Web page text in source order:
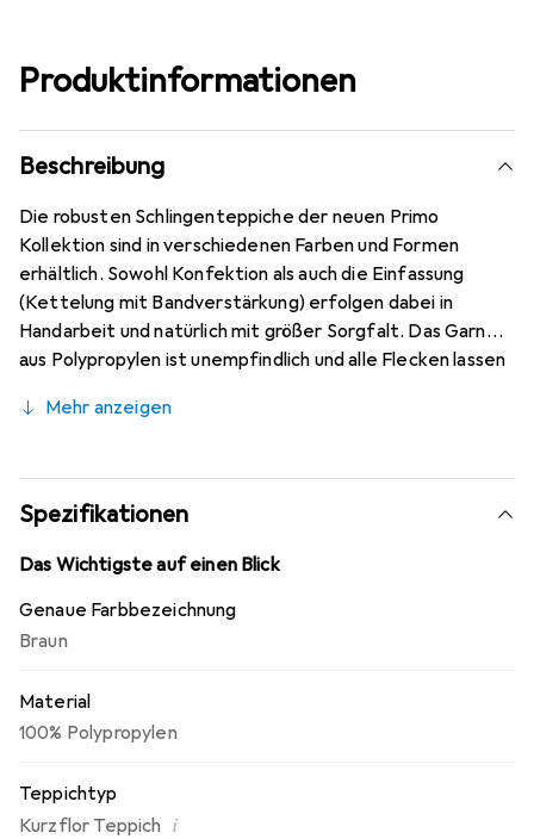
Produktinformationen
Beschreibung
Die robusten Schlingenteppiche der neuen Primo
Kollektion sind in verschiedenen Farben und Formen
erhältlich. Sowohl Konfektion als auch die Einfassung
(Kettelung mit Bandverstärkung) erfolgen dabei in
Handarbeit und natürlich mit größer Sorgfalt. Das Garn
aus Polypropylen ist unempfindlich und alle Flecken lassen
Primo schadstoffgeprüft und umweltfreundlich. *
Fußbodenheizung, * Keine Fussel / Flusen.
Mehr anzeigen
Spezifikationen
Das Wichtigste auf einen Blick
Genaue Farbbezeichnung
Braun
Material
100% Polypropylen
Teppichtyp
Kurzflor Teppich i